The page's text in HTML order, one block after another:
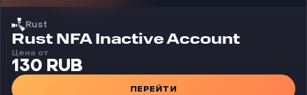
Rust
Rust NFA Inactive Account
Цена от
130 RUB
ПЕРЕЙТИ